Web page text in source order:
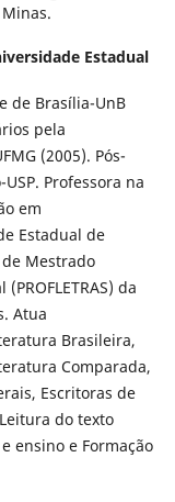
Estadual
de Brasília-UnB
pela
(2005). Pós-
Professora na
em
Estadual de
Mestrado
da
Atua
Brasileira,
Comparada,
Escritoras de
do texto
ensino e Formação